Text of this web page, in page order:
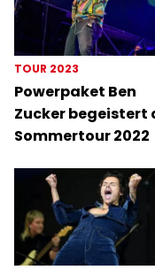
TOUR 2023
Powerpaket Ben
Zucker begeistert
Sommertour 2022